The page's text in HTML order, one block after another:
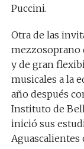
Puccini.
Otra de las
mezzosoprano
y de gran
musicales a la
año después
Instituto de
inició sus
Aguascalientes